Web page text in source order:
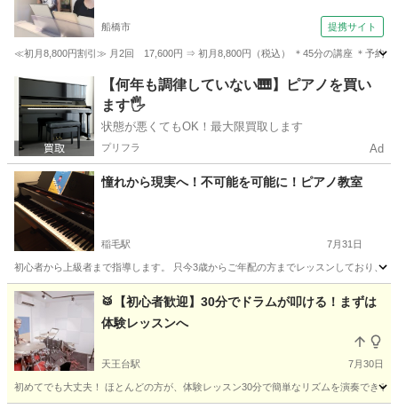
船橋市 提携サイト
≪初月8,800円割引≫ 月2回 17,600円 ⇒ 初月8,800円（税込） ＊45分の講座 ＊予約制
千葉 船橋市 ボーカル
【何年も調律していない🎹】ピアノを買い
ます🖐️
状態が悪くてもOK！最大限買取します
プリフラ Ad
憧れから現実へ！不可能を可能に！ピアノ教室
稲毛駅 7月31日
初心者から上級者まで指導します。 只今3歳からご年配の方までレッスンしており、
千葉 千葉市 稲毛駅 ピアノ レッスン
🥁【初心者歓迎】30分でドラムが叩ける！まずは
体験レッスンへ
天王台駅 7月30日
初めてでも大丈夫！ ほとんどの方が、体験レッスン30分で簡単なリズムを演奏でき